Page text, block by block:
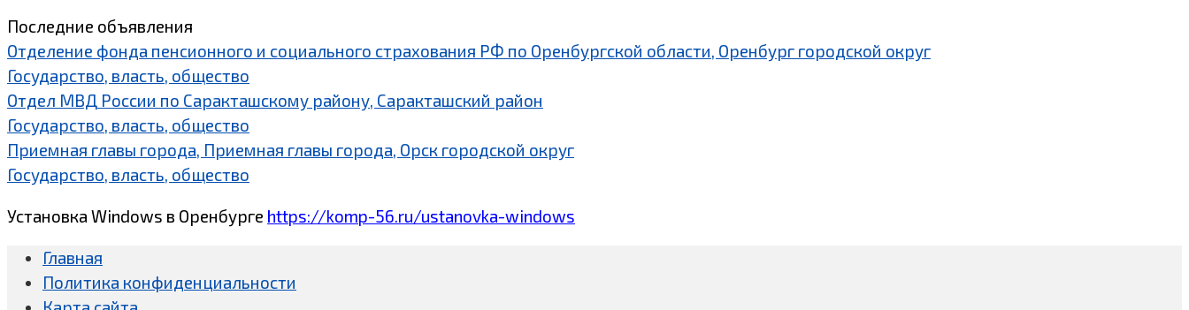
Последние объявления
Отделение фонда пенсионного и социального страхования РФ по Оренбургской области, Оренбург городской округ
Государство, власть, общество
Отдел МВД России по Саракташскому району, Саракташский район
Государство, власть, общество
Приемная главы города, Приемная главы города, Орск городской округ
Государство, власть, общество
Установка Windows в Оренбурге https://komp-56.ru/ustanovka-windows
Главная
Политика конфиденциальности